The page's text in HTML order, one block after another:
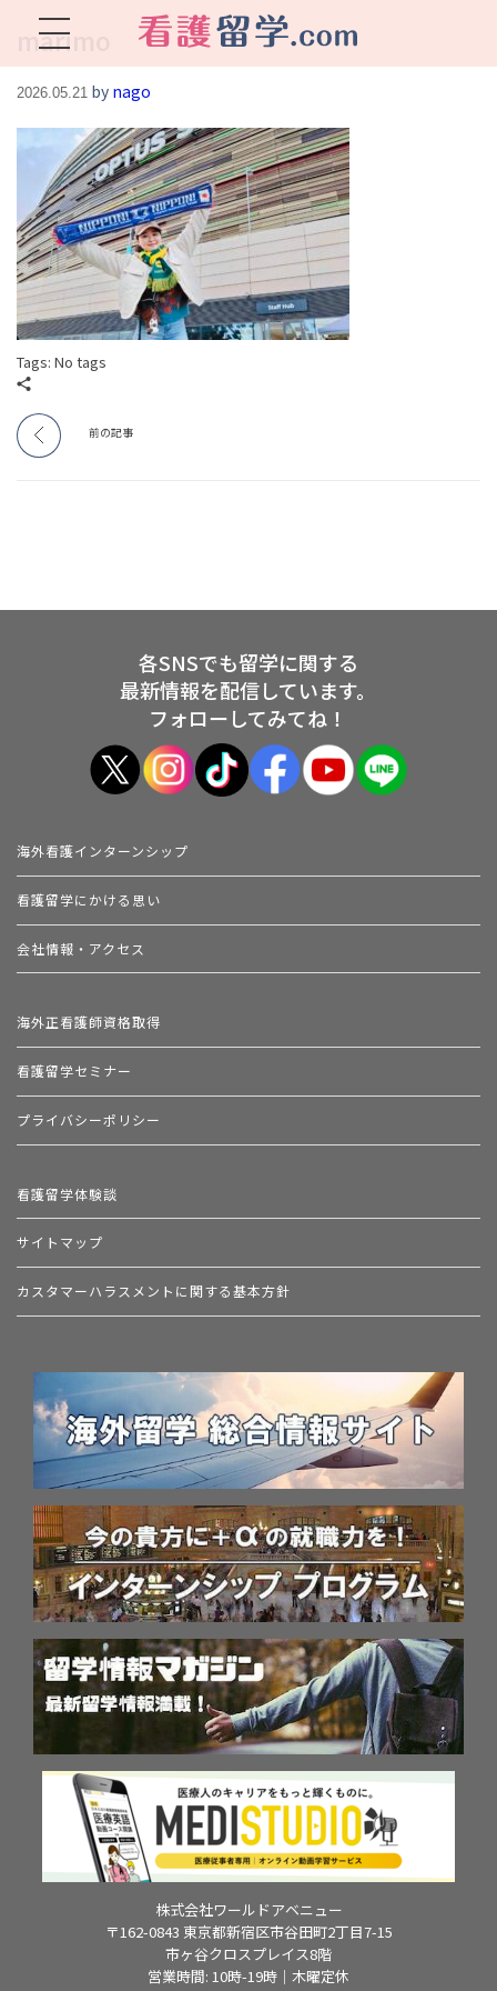
marimo
2026.05.21 by nago
Tags: No tags
前の記事
各SNSでも留学に関する
最新情報を配信しています。
フォローしてみてね！
海外看護インターンシップ
看護留学にかける思い
会社情報・アクセス
海外正看護師資格取得
看護留学セミナー
プライバシーポリシー
看護留学体験談
サイトマップ
カスタマーハラスメントに関する基本方針
株式会社ワールドアベニュー
〒162-0843 東京都新宿区市谷田町2丁目7-15
市ヶ谷クロスプレイス8階
営業時間: 10時-19時｜木曜定休